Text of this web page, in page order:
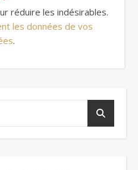
réduire les indésirables.
les données de vos
.